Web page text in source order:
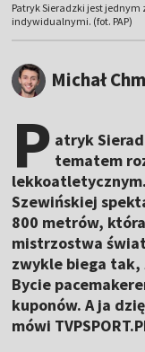
Patryk Sieradzki jest
indywidualnymi. (fot. PAP)
Michał
P atryk
tematem
Szewińskiej
800 metrów,
mistrzostwa
zwykle biega tak,
Bycie
kuponów. A ja
mówi